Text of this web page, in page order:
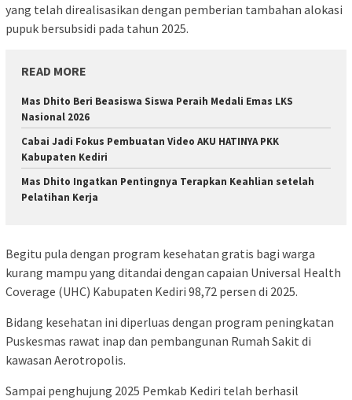
yang telah direalisasikan dengan pemberian tambahan alokasi
pupuk bersubsidi pada tahun 2025.
READ MORE
Mas Dhito Beri Beasiswa Siswa Peraih Medali Emas LKS
Nasional 2026
Cabai Jadi Fokus Pembuatan Video AKU HATINYA PKK
Kabupaten Kediri
Mas Dhito Ingatkan Pentingnya Terapkan Keahlian setelah
Pelatihan Kerja
Begitu pula dengan program kesehatan gratis bagi warga
kurang mampu yang ditandai dengan capaian Universal Health
Coverage (UHC) Kabupaten Kediri 98,72 persen di 2025.
Bidang kesehatan ini diperluas dengan program peningkatan
Puskesmas rawat inap dan pembangunan Rumah Sakit di
kawasan Aerotropolis.
Sampai penghujung 2025 Pemkab Kediri telah berhasil